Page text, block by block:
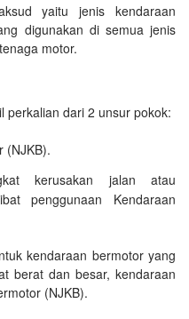
yaitu jenis kendaraan
digunakan di semua jenis
motor.
perkalian dari 2 unsur pokok:
(NJKB).
kerusakan jalan atau
penggunaan Kendaraan
kendaraan bermotor yang
berat dan besar, kendaraan
(NJKB).